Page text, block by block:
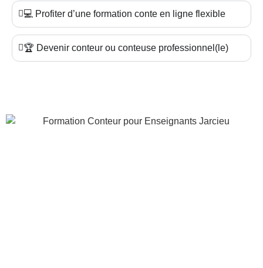
💻 Profiter d’une formation conte en ligne flexible
🏆 Devenir conteur ou conteuse professionnel(le)